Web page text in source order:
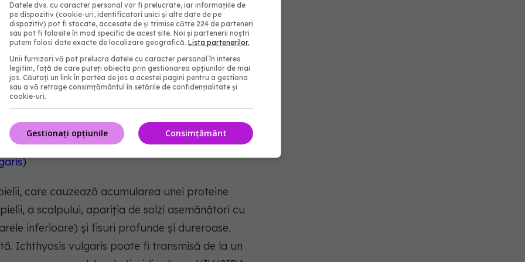
(mutații) geneice, ceea ce face dificil pentru
sensibilă la lumină numită protoporphyrin.
ale pielii și reacționează la lumina
vă furnică, vă mănâncă sau vă arde. Dacă
blisterelor și doare puternic.
și fier-ul ar putea ajuta.
care cauzează acumularea unei proteine
a scalpului, apariția de solzi asemănători cu
inferioare) și fisuri profunde și dureroase.
Ichthyosis vulgaris poate fi transmisă de la un
Datele dvs. cu caracter personal vor fi prelucrate, iar informațiile de
pe dispozitiv (cookie-uri, identificatori unici și alte date de pe
dispozitiv) pot fi stocate, accesate de și trimise către 224 de parteneri
sau pot fi folosite în mod specific de acest site. Noi și partenerii noștri
putem folosi date exacte de localizare geografică. Lista partenerilor.
Unii furnizori vă pot prelucra datele cu caracter personal în interes
legitim, față de care puteți obiecta prin gestionarea opțiunilor de mai
jos. Căutați un link în partea de jos a acestei pagini pentru a gestiona
sau a vă retrage consimțământul în setările de confidențialitate și
cookie-uri.
Consimțământ
Gestionați opțiunile